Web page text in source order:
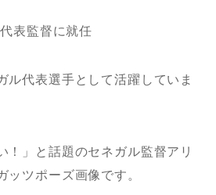
表監督に就任
ル代表選手として活躍していま
！」と話題のセネガル監督アリ
ッツポーズ画像です。